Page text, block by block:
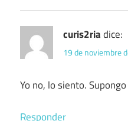
curis2riadice:
19 de noviembre
Yo no, lo siento.
Responder